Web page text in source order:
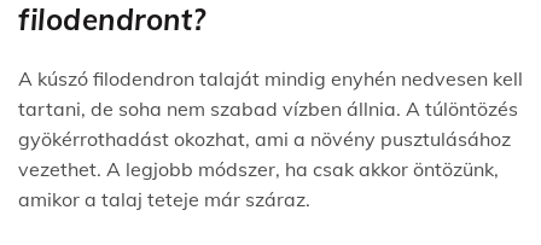
filodendront?
A kúszó filodendron talaját mindig enyhén nedvesen kell
tartani, de soha nem szabad vízben állnia. A túlöntözés
gyökérrothadást okozhat, ami a növény pusztulásához
vezethet. A legjobb módszer, ha csak akkor öntözünk,
amikor a talaj teteje már száraz.